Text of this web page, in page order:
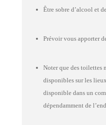
Être sobre d’alcool et
Prévoir vous apporter
Noter que des toilettes
disponibles sur les
disponible dans un
dépendamment de